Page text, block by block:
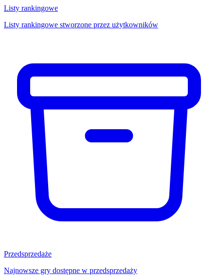
Listy rankingowe
Listy rankingowe stworzone przez użytkowników
Przedsprzedaże
Najnowsze gry dostępne w przedsprzedaży